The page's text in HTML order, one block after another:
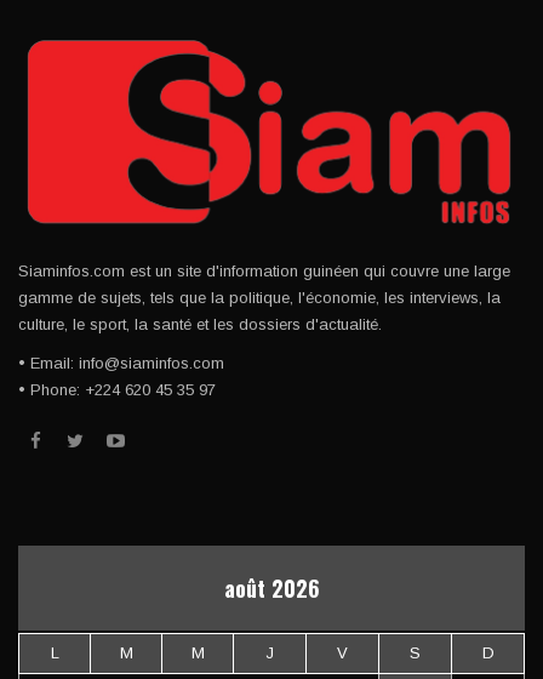
Siaminfos.com est un site d'information guinéen qui couvre une large
gamme de sujets, tels que la politique, l'économie, les interviews, la
culture, le sport, la santé et les dossiers d'actualité.
• Email: info@siaminfos.com
• Phone: +224 620 45 35 97
août 2026
L M M J V S D